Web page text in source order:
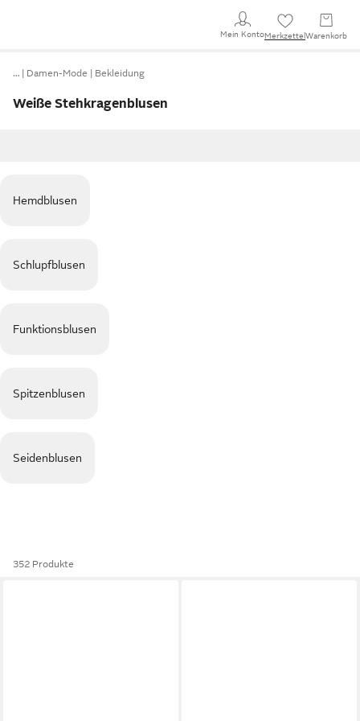
Mein KontoMerkzettel Warenkorb
… Damen-Mode Bekleidung
Weiße Stehkragenblusen
Hemdblusen
Schlupfblusen
Funktionsblusen
Spitzenblusen
Seidenblusen
352 Produkte